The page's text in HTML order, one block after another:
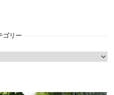
ゴリー